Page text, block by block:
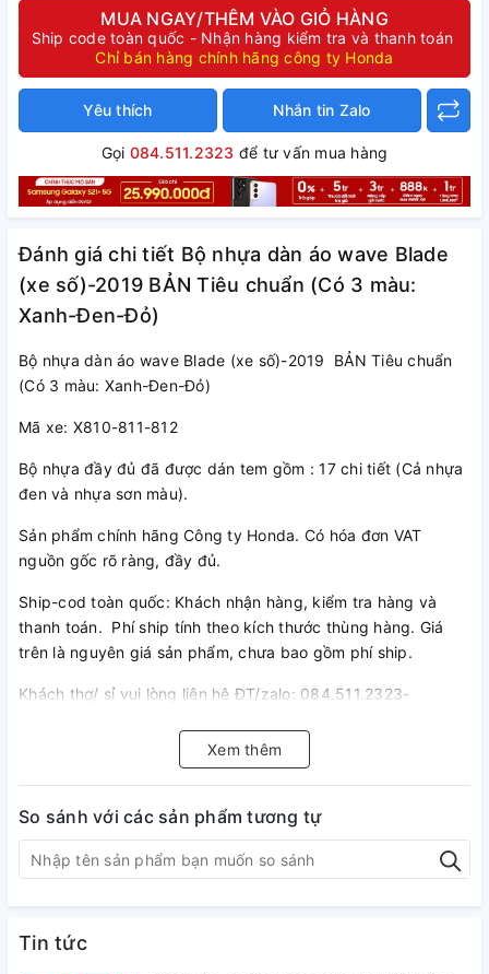
MUA NGAY/THÊM VÀO GIỎ HÀNG
Ship code toàn quốc - Nhận hàng kiểm tra và thanh toán
Chỉ bán hàng chính hãng công ty Honda
Yêu thích Nhắn tin Zalo
Gọi 084.511.2323 để tư vấn mua hàng
Đánh giá chi tiết Bộ nhựa dàn áo wave Blade
(xe số)-2019 BẢN Tiêu chuẩn (Có 3 màu:
Xanh-Đen-Đỏ)
Bộ nhựa dàn áo wave Blade (xe số)-2019 BẢN Tiêu chuẩn
(Có 3 màu: Xanh-Đen-Đỏ)
Mã xe: X810-811-812
Bộ nhựa đầy đủ đã được dán tem gồm : 17 chi tiết (Cả nhựa
đen và nhựa sơn màu).
Sản phẩm chính hãng Công ty Honda. Có hóa đơn VAT
nguồn gốc rõ ràng, đầy đủ.
Ship-cod toàn quốc: Khách nhận hàng, kiểm tra hàng và
thanh toán. Phí ship tính theo kích thước thùng hàng. Giá
trên là nguyên giá sản phẩm, chưa bao gồm phí ship.
Khách thợ/ sỉ vui lòng liên hệ ĐT/zalo: 084.511.2323-
Xem thêm
So sánh với các sản phẩm tương tự
Tin tức